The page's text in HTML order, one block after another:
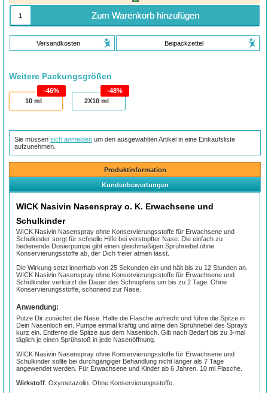
Zum Warenkorb hinzufügen
Versandkosten Beipackzettel
Weitere Packungsgrößen
10 ml
46%
2X10 ml
48%
Sie müssensich anmelden um den ausgewählten Artikel in eine Einkaufsliste
aufzunehmen.
Produktinformation
Kundenbewertungen
WICK Nasivin Nasenspray o. K. Erwachsene und
Schulkinder
WICK Nasivin Nasenspray ohne Konservierungsstoffe für Erwachsene und
Schulkinder sorgt für schnelle Hilfe bei verstopfter Nase. Die einfach zu
bedienende Dosierpumpe gibt einen gleichmäßigen Sprühnebel ohne
Konservierungsstoffe ab, der Dich freier atmen lässt.
Die Wirkung setzt innerhalb von 25 Sekunden ein und hält bis zu 12 Stunden an.
WICK Nasivin Nasenspray ohne Konservierungsstoffe für Erwachsene und
Schulkinder verkürzt die Dauer des Schnupfens um bis zu 2 Tage. Ohne
Konservierungsstoffe, schonend zur Nase.
Anwendung:
Putze Dir zunächst die Nase. Halte die Flasche aufrecht und führe die Spitze in
Dein Nasenloch ein. Pumpe einmal kräftig und atme den Sprühnebel des Sprays
kurz ein. Entferne die Spitze aus dem Nasenloch. Gib nach Bedarf bis zu 3-mal
täglich je einen Sprühstoß in jede Nasenöffnung.
WICK Nasivin Nasenspray ohne Konservierungsstoffe für Erwachsene und
Schulkinder sollte bei durchgängiger Behandlung nicht länger als 7 Tage
angewendet werden. Für Erwachsene und Kinder ab 6 Jahren. 10 ml Flasche.
Wirkstoff: Oxymetazolin. Ohne Konservierungsstoffe.